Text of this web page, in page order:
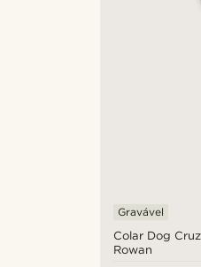
Colar Dog
Rowan
Gravável